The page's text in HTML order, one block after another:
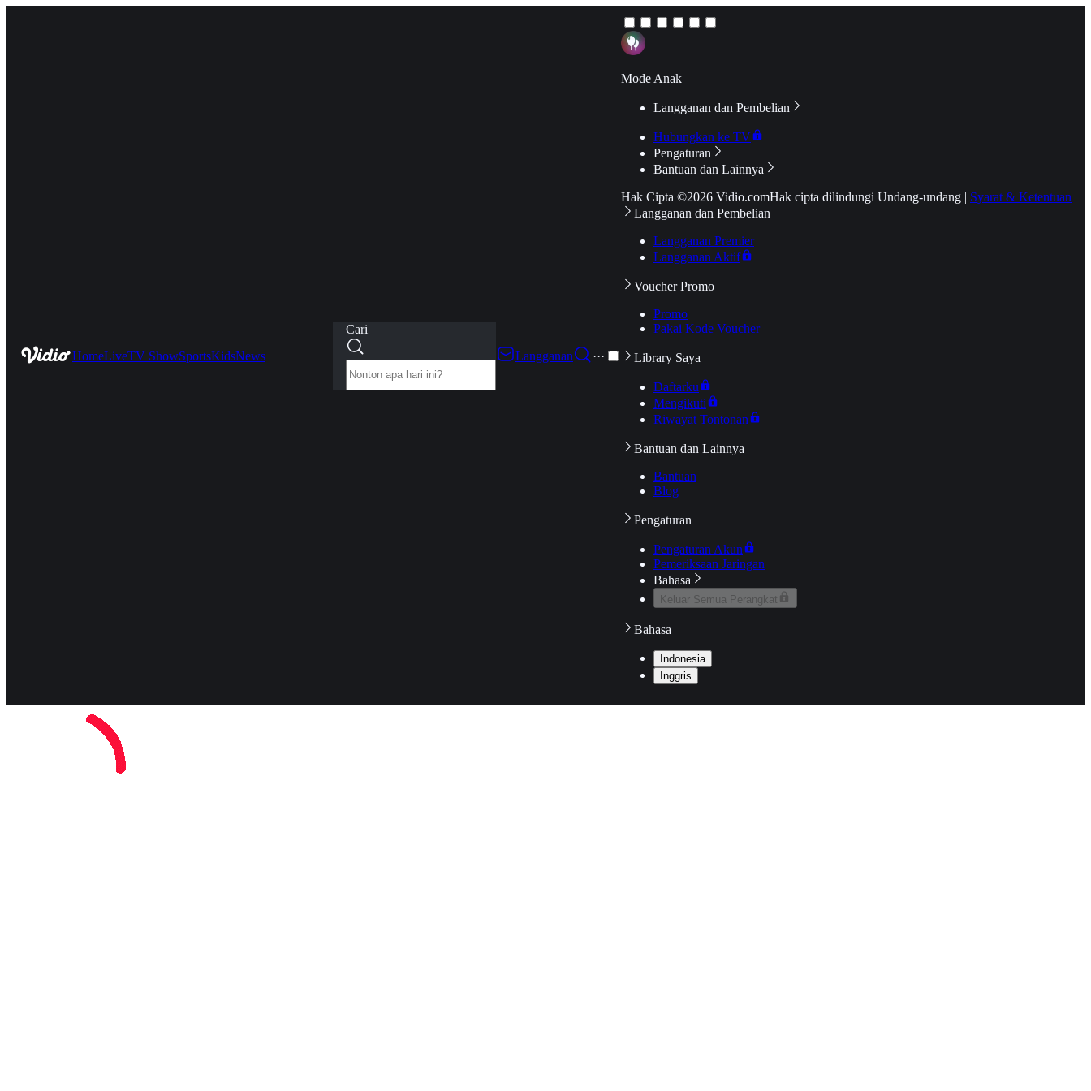
HomeLiveTV ShowSportsKidsNews
Cari
Langganan
···
Mode Anak
Langganan dan Pembelian
Hubungkan ke TV
Pengaturan
Bantuan dan Lainnya
Hak Cipta ©2026 Vidio.comHak cipta dilindungi Undang-undang | Syarat & Ketentuan
Langganan dan Pembelian
Langganan Premier
Langganan Aktif
Voucher Promo
Promo
Pakai Kode Voucher
Library Saya
Daftarku
Mengikuti
Riwayat Tontonan
Bantuan dan Lainnya
Bantuan
Blog
Pengaturan
Pengaturan Akun
Pemeriksaan Jaringan
Bahasa
Keluar Semua Perangkat
Bahasa
Indonesia
Inggris